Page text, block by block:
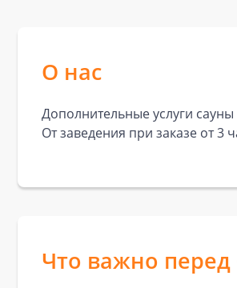
О нас
Дополнительные услуги
От заведения при заказе от 3
Что важно